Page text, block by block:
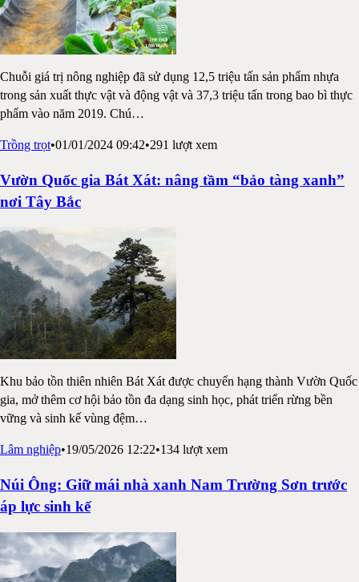
Chuỗi giá trị nông nghiệp đã sử dụng 12,5 triệu tấn sản phẩm nhựa
trong sản xuất thực vật và động vật và 37,3 triệu tấn trong bao bì thực
phẩm vào năm 2019. Chú…
Trồng trọt•01/01/2024 09:42•291 lượt xem
Vườn Quốc gia Bát Xát: nâng tầm “bảo tàng xanh”
nơi Tây Bắc
Khu bảo tồn thiên nhiên Bát Xát được chuyển hạng thành Vườn Quốc
gia, mở thêm cơ hội bảo tồn đa dạng sinh học, phát triển rừng bền
vững và sinh kế vùng đệm…
Lâm nghiệp•19/05/2026 12:22•134 lượt xem
Núi Ông: Giữ mái nhà xanh Nam Trường Sơn trước
áp lực sinh kế